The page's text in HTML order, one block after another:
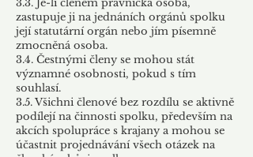
3.3. Je-li členem právnická osoba,
zastupuje ji na jednáních orgánů spolku
její statutární orgán nebo jím písemně
zmocněná osoba.
3.4. Čestnými členy se mohou stát
významné osobnosti, pokud s tím
souhlasí.
3.5. Všichni členové bez rozdílu se aktivně
podílejí na činnosti spolku, především na
akcích spolupráce s krajany a mohou se
účastnit projednávání všech otázek na